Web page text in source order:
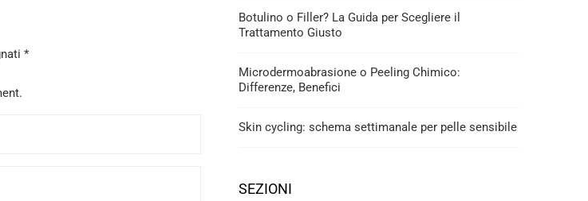
*
Botulino o Filler? La Guida per Scegliere il
Trattamento Giusto
Microdermoabrasione o Peeling Chimico:
Differenze, Benefici
Skin cycling: schema settimanale per pelle sensibile
SEZIONI